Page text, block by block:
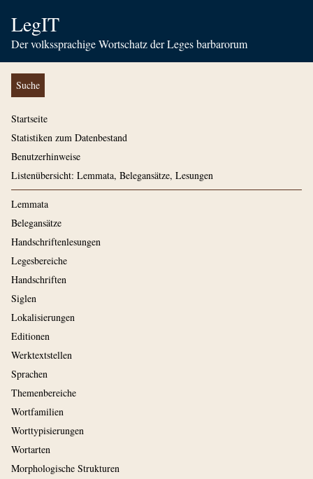
LegIT
Der volkssprachige Wortschatz der Leges barbarorum
Suche
Startseite
Statistiken zum Datenbestand
Benutzerhinweise
Listenübersicht: Lemmata, Belegansätze, Lesungen
Lemmata
Belegansätze
Handschriftenlesungen
Legesbereiche
Handschriften
Siglen
Lokalisierungen
Editionen
Werktextstellen
Sprachen
Themenbereiche
Wortfamilien
Worttypisierungen
Wortarten
Morphologische Strukturen